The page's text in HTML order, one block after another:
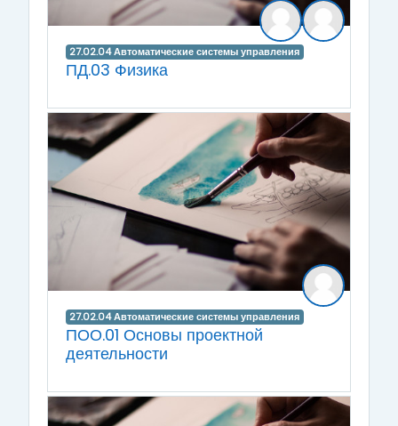
27.02.04 Автоматические системы управления
ПД.03 Физика
27.02.04 Автоматические системы управления
ПОО.01 Основы проектной
деятельности